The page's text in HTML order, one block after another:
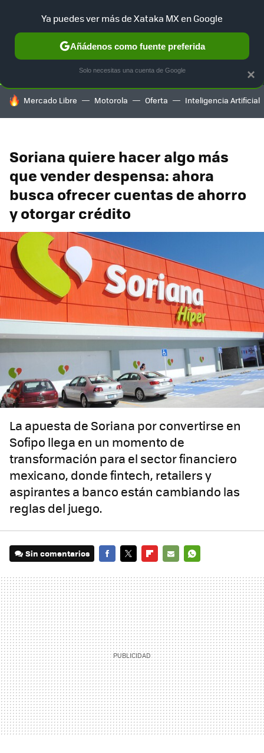
SELECCIÓN GAMING HOME AUTO TERRITORIO
HOY SE HABLA DE
Mercado Libre Motorola Oferta Inteligencia Artificial
Soriana quiere hacer algo más
que vender despensa: ahora
busca ofrecer cuentas de ahorro
y otorgar crédito
La apuesta de Soriana por convertirse en
Sofipo llega en un momento de
transformación para el sector financiero
mexicano, donde fintech, retailers y
aspirantes a banco están cambiando las
reglas del juego.
Sin comentarios
MAIL
×
Ya puedes ver más de Xataka MX en Google
Añádenos como fuente preferida
Solo necesitas una cuenta de Google